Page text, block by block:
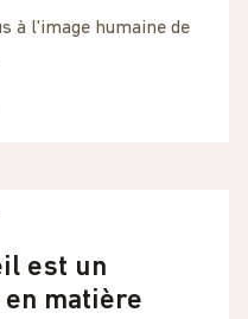
à l'image humaine de
est un
matière